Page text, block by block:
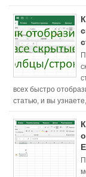
всех быстро
статью, и вы узнаете,